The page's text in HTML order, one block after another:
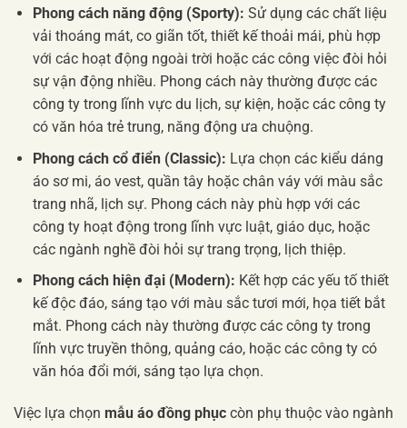
Phong cách năng động (Sporty): Sử dụng các chất liệu
vải thoáng mát, co giãn tốt, thiết kế thoải mái, phù hợp
với các hoạt động ngoài trời hoặc các công việc đòi hỏi
sự vận động nhiều. Phong cách này thường được các
công ty trong lĩnh vực du lịch, sự kiện, hoặc các công ty
có văn hóa trẻ trung, năng động ưa chuộng.
Phong cách cổ điển (Classic): Lựa chọn các kiểu dáng
áo sơ mi, áo vest, quần tây hoặc chân váy với màu sắc
trang nhã, lịch sự. Phong cách này phù hợp với các
công ty hoạt động trong lĩnh vực luật, giáo dục, hoặc
các ngành nghề đòi hỏi sự trang trọng, lịch thiệp.
Phong cách hiện đại (Modern): Kết hợp các yếu tố thiết
kế độc đáo, sáng tạo với màu sắc tươi mới, họa tiết bắt
mắt. Phong cách này thường được các công ty trong
lĩnh vực truyền thông, quảng cáo, hoặc các công ty có
văn hóa đổi mới, sáng tạo lựa chọn.
Việc lựa chọn mẫu áo đồng phục còn phụ thuộc vào ngành